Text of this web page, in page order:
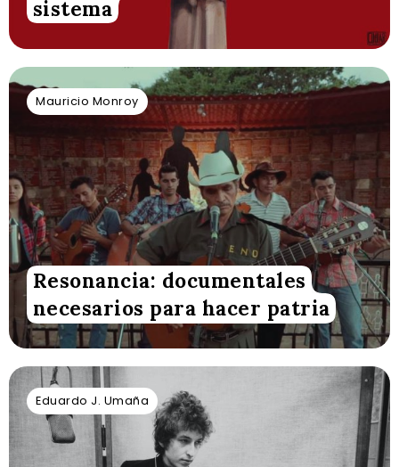
sistema
Mauricio Monroy
Resonancia: documentales
necesarios para hacer patria
Eduardo J. Umaña